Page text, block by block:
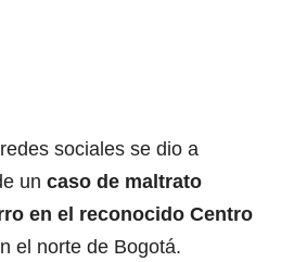
sociales se dio a
un caso de maltrato
en el reconocido Centro
el norte de Bogotá.